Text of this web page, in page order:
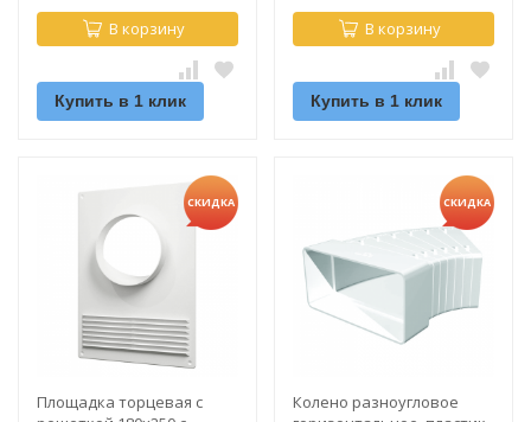
В корзину
Купить в 1 клик
В корзину
Купить в 1 клик
СКИДКА
Площадка торцевая с
СКИДКА
Колено разноугловое